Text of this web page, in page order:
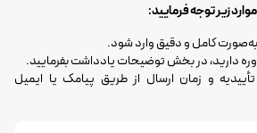
زیر توجه فرمایید:
کامل و دقیق وارد شود.
دارید، در بخش توضیحات یادداشت بفرمایید.
و زمان ارسال از طریق پیامک یا ایمیل